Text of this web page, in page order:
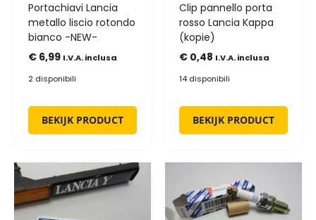
Portachiavi Lancia
metallo liscio rotondo
bianco -NEW-
€ 6,99 I.V.A. inclusa
2 disponibili
BEKIJK PRODUCT
Clip pannello porta
rosso Lancia Kappa
(kopie)
€ 0,48 I.V.A. inclusa
14 disponibili
BEKIJK PRODUCT